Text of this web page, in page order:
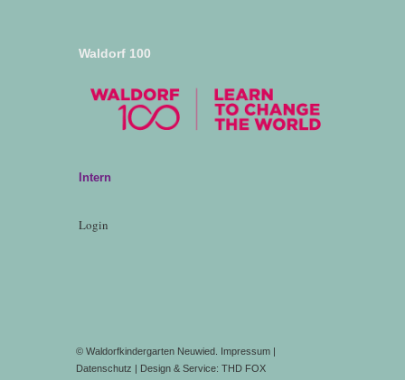
Waldorf 100
Intern
Login
© Waldorfkindergarten Neuwied Impressum |
Datenschutz | Design & Service: THD FOX